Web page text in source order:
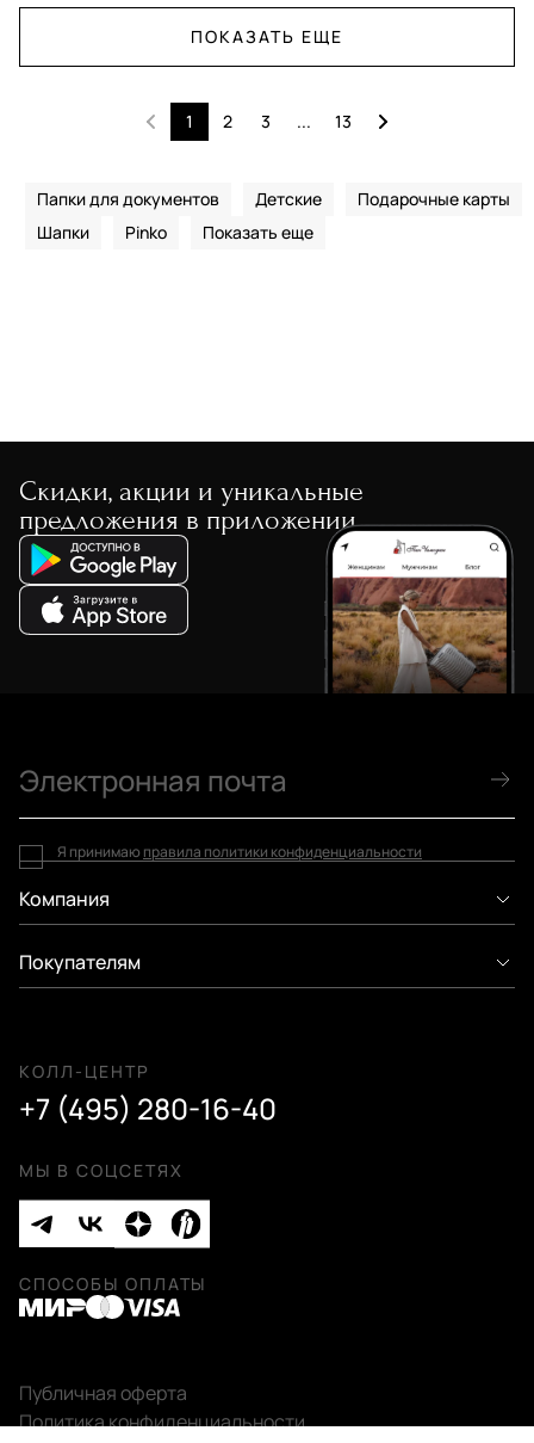
ПОКАЗАТЬ ЕЩЕ
1 2 3 ... 13
Папки для документов Детские
Подарочные карты
Шапки
Pinko
Скидки, акции и уникальные
предложения в приложении
Компания
Покупателям
КОЛЛ-ЦЕНТР
+7 (495) 280-16-40
МЫ В СОЦСЕТЯХ
Я принимаю правила политики конфиденциальности
Публичная оферта
Политика конфиденциальности
СПОСОБЫ ОПЛАТЫ